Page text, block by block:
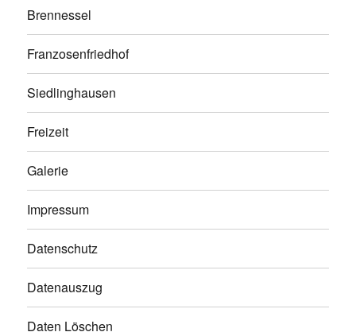
Brennessel
Franzosenfriedhof
Siedlinghausen
Freizeit
Galerie
Impressum
Datenschutz
Datenauszug
Daten Löschen